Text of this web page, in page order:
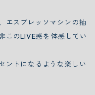
エスプレッソマシンの抽
このLIVE感を体感してい
ントになるような楽しい